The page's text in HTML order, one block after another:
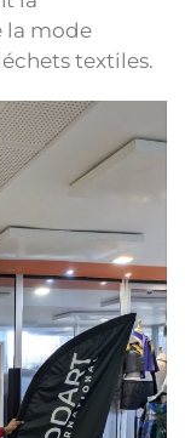
la mode
textiles.